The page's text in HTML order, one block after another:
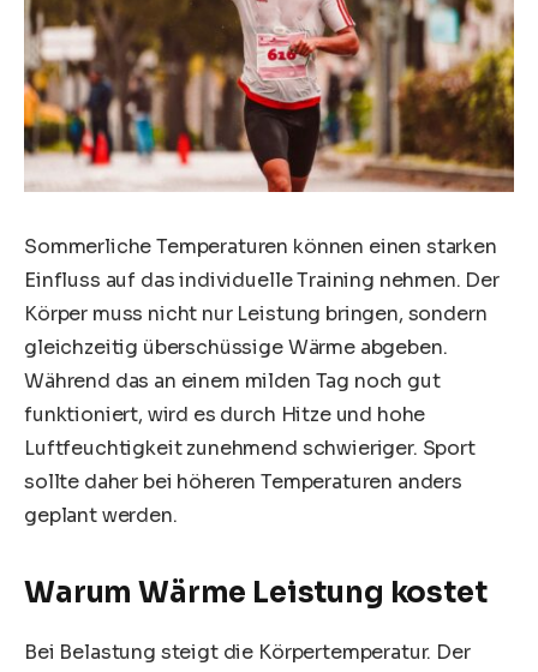
Sommerliche Temperaturen können einen starken
Einfluss auf das individuelle Training nehmen. Der
Körper muss nicht nur Leistung bringen, sondern
gleichzeitig überschüssige Wärme abgeben.
Während das an einem milden Tag noch gut
funktioniert, wird es durch Hitze und hohe
Luftfeuchtigkeit zunehmend schwieriger. Sport
sollte daher bei höheren Temperaturen anders
geplant werden.
Warum Wärme Leistung kostet
Bei Belastung steigt die Körpertemperatur. Der